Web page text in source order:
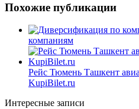
Похожие публикации
компаниям
Рейс Тюмень Ташкент
KupiBilet.ru
Интересные записи